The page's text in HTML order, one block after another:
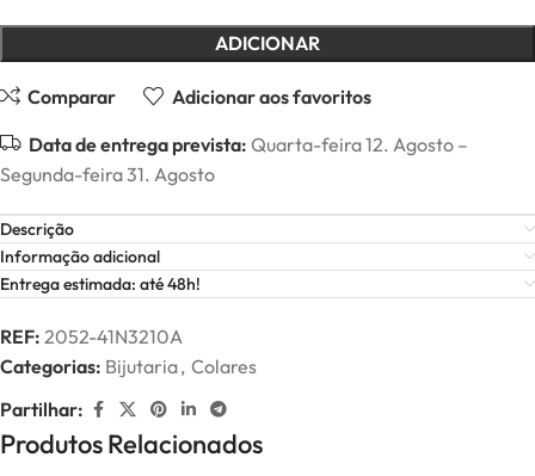
ADICIONAR
Comparar Adicionar aos favoritos
Data de entrega prevista: Quarta-feira 12. Agosto –
Segunda-feira 31. Agosto
Descrição
Informação adicional
Entrega estimada: até 48h!
REF: 2052-41N3210A
Categorias: Bijutaria, Colares
Partilhar:
Produtos Relacionados